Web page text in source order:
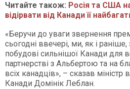
Читайте також: Росія та США
відірвати від Канади її
«Беручи до уваги звернення
сьогодні ввечері, ми, як і
побудові сильнішої Канади для
партнерстві з Альбертою та на
всіх канадців», – сказав міністр
Канади Домінік Леблан.